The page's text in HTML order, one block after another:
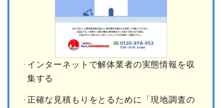
インターネットで解体業者の実態情報を収
集する
正確な見積もりをとるために「現地調査の